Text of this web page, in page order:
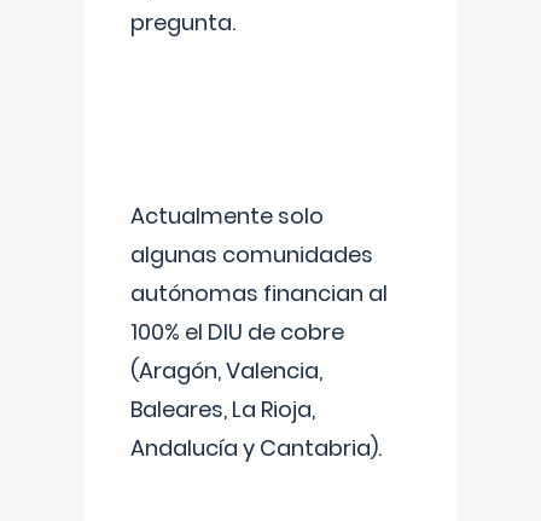
pregunta.
Actualmente solo
algunas comunidades
autónomas financian al
100% el DIU de cobre
(Aragón, Valencia,
Baleares, La Rioja,
Andalucía y Cantabria).